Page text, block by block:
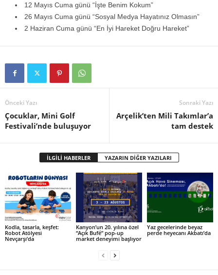
12 Mayıs Cuma günü “İşte Benim Kokum”
26 Mayıs Cuma günü “Sosyal Medya Hayatınız Olmasın”
2 Haziran Cuma günü “En İyi Hareket Doğru Hareket”
Önceki Yazı
Çocuklar, Mini Golf
Festivali’nde buluşuyor
Sonraki Yazı
Arçelik’ten Mili Takımlar’a
tam destek
İLGİLİ HABERLER YAZARIN DİĞER YAZILARI
Kodla, tasarla, keşfet:
Robot Atölyesi
Nevçarşı’da
Kanyon’un 20. yılına özel
“Açık Bufé” pop-up
market deneyimi başlıyor
Yaz gecelerinde beyaz
perde heyecanı Akbatı’da